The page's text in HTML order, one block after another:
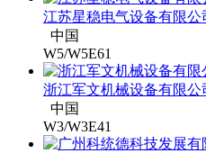
江苏星稳电气设备有限公
中国
W5/W5E61
浙江军文机械设备有限公
中国
W3/W3E41